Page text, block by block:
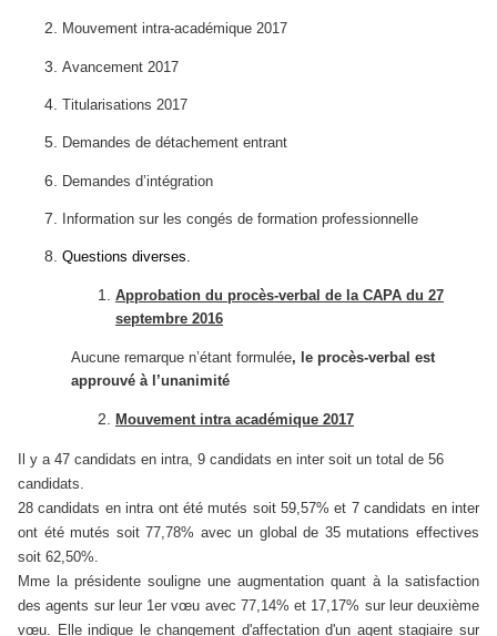
Mouvement intra-académique 2017
Avancement 2017
Titularisations 2017
Demandes de détachement entrant
Demandes d’intégration
Information sur les congés de formation professionnelle
Questions diverses.
Approbation du procès-verbal de la CAPA du 27
septembre 2016
Aucune remarque n’étant formulée, le procès-verbal est
approuvé à l’unanimité
Mouvement intra académique 2017
Il y a 47 candidats en intra, 9 candidats en inter soit un total de 56
candidats.
28 candidats en intra ont été mutés soit 59,57% et 7 candidats en inter
ont été mutés soit 77,78% avec un global de 35 mutations effectives
soit 62,50%.
Mme la présidente souligne une augmentation quant à la satisfaction
des agents sur leur 1er vœu avec 77,14% et 17,17% sur leur deuxième
vœu. Elle indique le changement d'affectation d'un agent stagiaire sur